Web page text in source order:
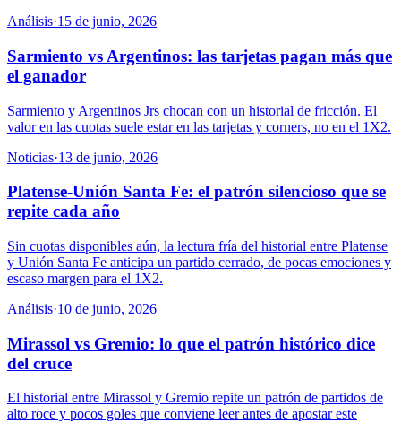
Análisis·15 de junio, 2026
Sarmiento vs Argentinos: las tarjetas pagan más que
el ganador
Sarmiento y Argentinos Jrs chocan con un historial de fricción. El
valor en las cuotas suele estar en las tarjetas y corners, no en el 1X2.
Noticias·13 de junio, 2026
Platense-Unión Santa Fe: el patrón silencioso que se
repite cada año
Sin cuotas disponibles aún, la lectura fría del historial entre Platense
y Unión Santa Fe anticipa un partido cerrado, de pocas emociones y
escaso margen para el 1X2.
Análisis·10 de junio, 2026
Mirassol vs Gremio: lo que el patrón histórico dice
del cruce
El historial entre Mirassol y Gremio repite un patrón de partidos de
alto roce y pocos goles que conviene leer antes de apostar este